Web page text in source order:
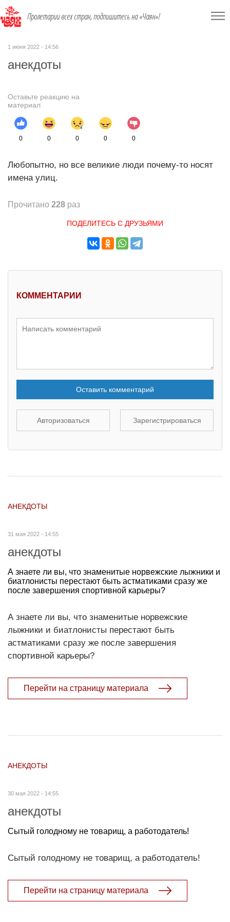
Пролетарии всех стран, подпишитесь на «Чаян»!
1 июня 2022 - 14:56
анекдоты
Оставьте реакцию на
материал
0 0 0 0 0
Любопытно, но все великие люди почему-то носят
имена улиц.
Прочитано 228 раз
ПОДЕЛИТЕСЬ С ДРУЗЬЯМИ
КОММЕНТАРИИ
Оставить комментарий
Авторизоваться Зарегистрироваться
АНЕКДОТЫ
31 мая 2022 - 14:55
анекдоты
А знаете ли вы, что знаменитые норвежские лыжники и
биатлонисты перестают быть астматиками сразу же
после завершения спортивной карьеры?
А знаете ли вы, что знаменитые норвежские
лыжники и биатлонисты перестают быть
астматиками сразу же после завершения
спортивной карьеры?
Перейти на страницу материала
АНЕКДОТЫ
30 мая 2022 - 14:55
анекдоты
Сытый голодному не товарищ, а работодатель!
Сытый голодному не товарищ, а работодатель!
Перейти на страницу материала